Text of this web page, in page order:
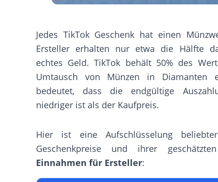
Jedes TikTok Geschenk hat einen
Ersteller erhalten nur etwa die Hälfte
echtes Geld. TikTok behält 50% des
Umtausch von Münzen in Diamanten
bedeutet, dass die endgültige
niedriger ist als der Kaufpreis.
Hier ist eine Aufschlüsselung
Geschenkpreise und ihrer
Einnahmen für Ersteller: